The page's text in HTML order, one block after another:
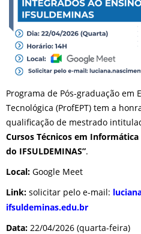
Programa de Pós-graduação em
Tecnológica (ProfEPT) tem a
qualificação de mestrado
Cursos Técnicos em
do IFSULDEMINAS”.
Local: Google Meet
Link: solicitar pelo e-mail:
ifsuldeminas.edu.br
Data: 22/04/2026 (quarta-feira)